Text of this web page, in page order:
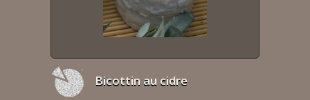
Bicottin au cidre